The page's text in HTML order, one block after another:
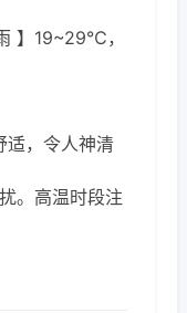
】19~29℃，
适，令人神清
。高温时段注